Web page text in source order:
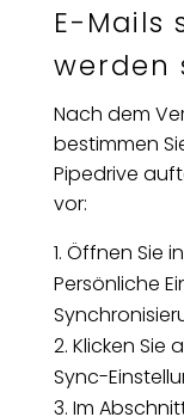
E-Mails
werden
Nach dem
bestimmen
Pipedrive
vor:
Öffnen Sie
Persönliche
Klicken Sie
Sync-
Im